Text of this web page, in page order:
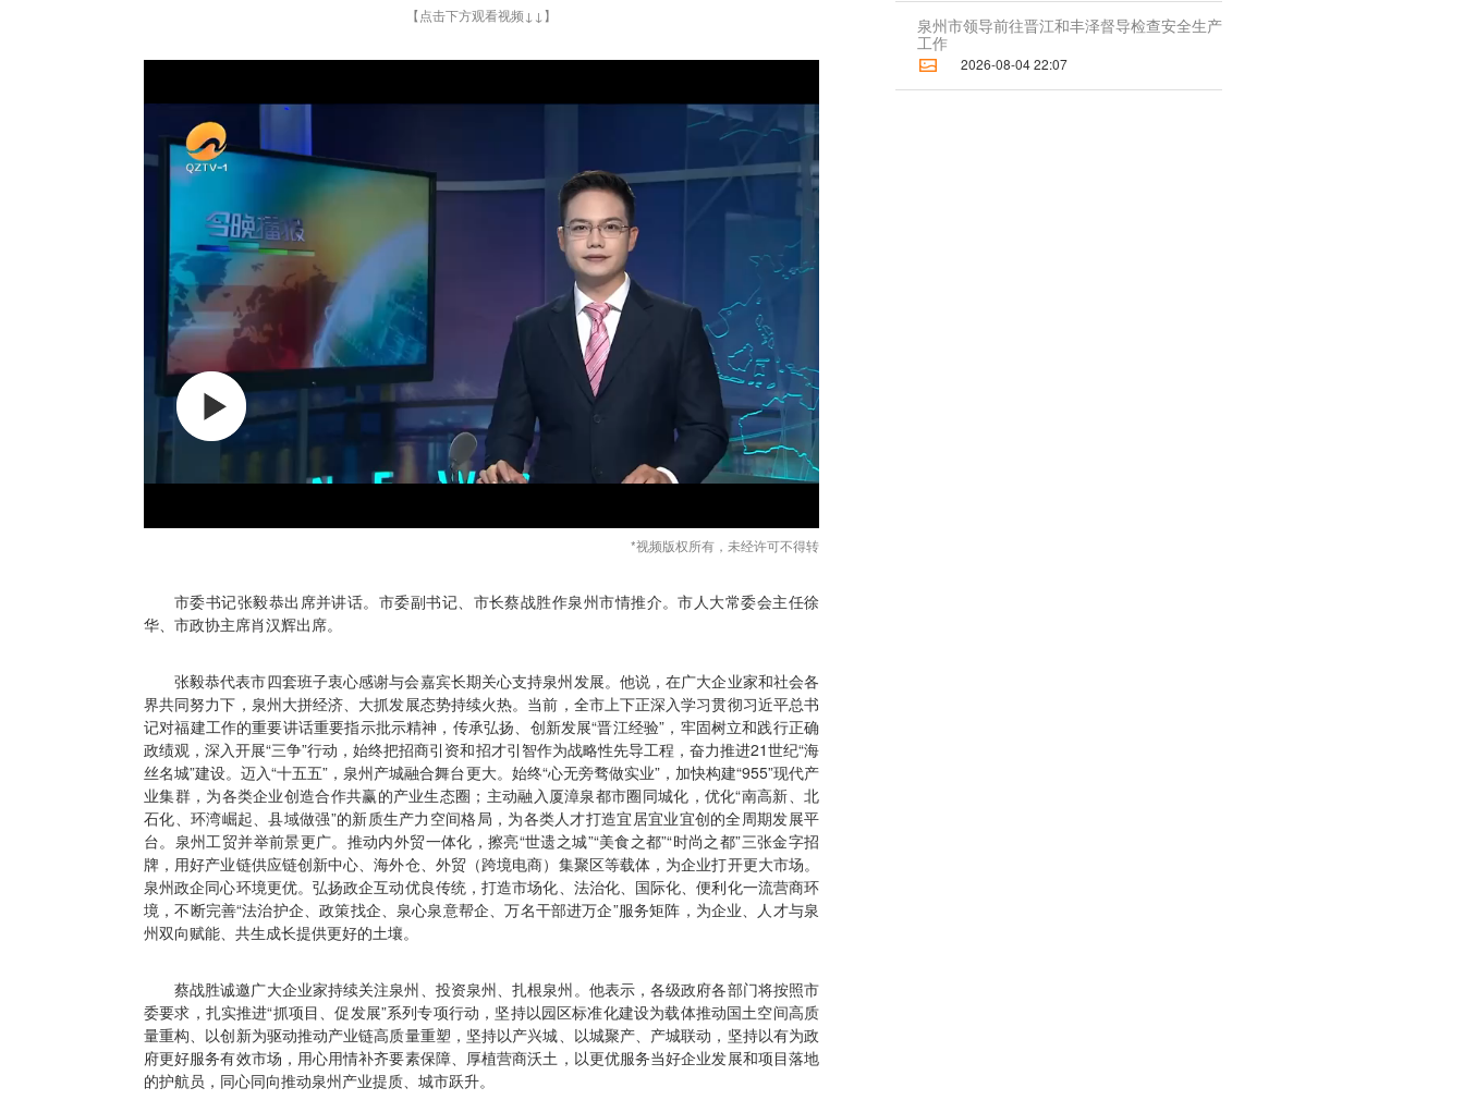
【点击下方观看视频↓↓】
*视频版权所有，未经许可不得转
市委书记张毅恭出席并讲话。市委副书记、市长蔡战胜作泉州市情推介。市人大常委会主任徐
华、市政协主席肖汉辉出席。
张毅恭代表市四套班子衷心感谢与会嘉宾长期关心支持泉州发展。他说，在广大企业家和社会各
界共同努力下，泉州大拼经济、大抓发展态势持续火热。当前，全市上下正深入学习贯彻习近平总书
记对福建工作的重要讲话重要指示批示精神，传承弘扬、创新发展“晋江经验”，牢固树立和践行正确
政绩观，深入开展“三争”行动，始终把招商引资和招才引智作为战略性先导工程，奋力推进21世纪“海
丝名城”建设。迈入“十五五”，泉州产城融合舞台更大。始终“心无旁骛做实业”，加快构建“955”现代产
业集群，为各类企业创造合作共赢的产业生态圈；主动融入厦漳泉都市圈同城化，优化“南高新、北
石化、环湾崛起、县域做强”的新质生产力空间格局，为各类人才打造宜居宜业宜创的全周期发展平
台。泉州工贸并举前景更广。推动内外贸一体化，擦亮“世遗之城”“美食之都”“时尚之都”三张金字招
牌，用好产业链供应链创新中心、海外仓、外贸（跨境电商）集聚区等载体，为企业打开更大市场。
泉州政企同心环境更优。弘扬政企互动优良传统，打造市场化、法治化、国际化、便利化一流营商环
境，不断完善“法治护企、政策找企、泉心泉意帮企、万名干部进万企”服务矩阵，为企业、人才与泉
州双向赋能、共生成长提供更好的土壤。
蔡战胜诚邀广大企业家持续关注泉州、投资泉州、扎根泉州。他表示，各级政府各部门将按照市
委要求，扎实推进“抓项目、促发展”系列专项行动，坚持以园区标准化建设为载体推动国土空间高质
量重构、以创新为驱动推动产业链高质量重塑，坚持以产兴城、以城聚产、产城联动，坚持以有为政
府更好服务有效市场，用心用情补齐要素保障、厚植营商沃土，以更优服务当好企业发展和项目落地
的护航员，同心同向推动泉州产业提质、城市跃升。
泉州市领导前往晋江和丰泽督导检查安全生产
工作
2026-08-04 22:07